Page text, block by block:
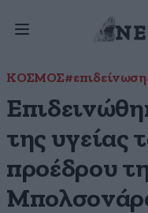
ΚΟΣΜΟΣ#επιδείνωση
της υγείας
προέδρου